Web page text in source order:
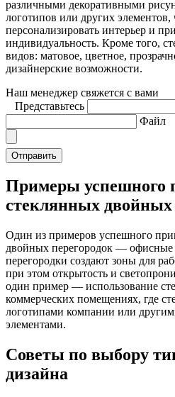
различными декоративными
логотипов или других элементов,
персонализировать интерьер и
индивидуальность. Кроме того,
видов: матовое, цветное,
дизайнерские возможности.
Наш менеджер свяжется с вами
Представьтесь
Файл
Отправить
Примеры успешного
стеклянных двойных
Один из примеров успешного
двойных перегородок — офисные
перегородки создают зоны для
при этом открытость и
один пример — использование
коммерческих помещениях, где
логотипами компании или
элементами.
Советы по выбору
дизайна